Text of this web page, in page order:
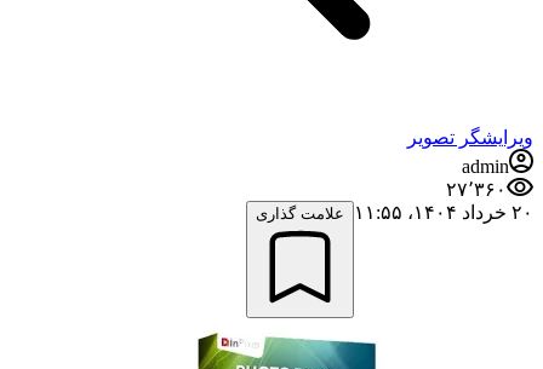
ویرایشگر تصویر
admin
۲۷٬۳۶۰
۲۰ خرداد ۱۴۰۴،‏ ۱۱:۵۵
علامت گذاری